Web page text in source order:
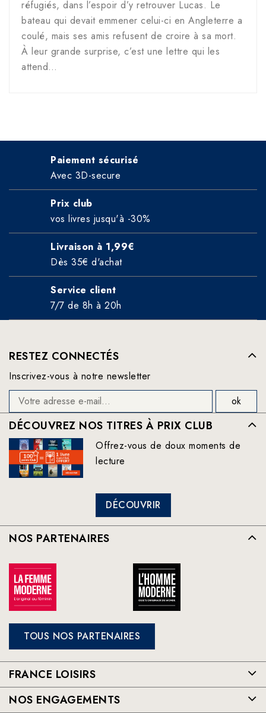
réfugiés, dans l’espoir d’y retrouver Lucas. Le
bateau qui devait emmener celui-ci en Angleterre a
coulé, mais ses amis refusent de croire à sa mort.
À leur grande surprise, c’est une lettre qui les
attend…
Paiement sécurisé
Avec 3D-secure
Prix club
vos livres jusqu'à -30%
Livraison à 1,99€
Dès 35€ d'achat
Service client
7/7 de 8h à 20h
RESTEZ CONNECTÉS
Inscrivez-vous à notre newsletter
DÉCOUVREZ NOS TITRES À PRIX CLUB
Offrez-vous de doux moments de
lecture
DÉCOUVRIR
NOS PARTENAIRES
TOUS NOS PARTENAIRES
FRANCE LOISIRS
NOS ENGAGEMENTS